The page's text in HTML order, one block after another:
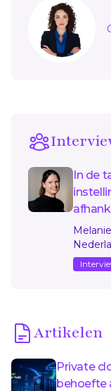
In de
Artikelen
Private
behoefte